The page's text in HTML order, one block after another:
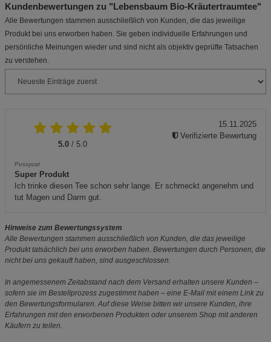
Kundenbewertungen zu "Lebensbaum Bio-Kräutertraumtee"
Alle Bewertungen stammen ausschließlich von Kunden, die das jeweilige
Produkt bei uns erworben haben. Sie geben individuelle Erfahrungen und
persönliche Meinungen wieder und sind nicht als objektiv geprüfte Tatsachen
zu verstehen.
5.0 / 5.0
Pussycat
Super Produkt
Ich trinke diesen Tee schon sehr lange. Er schmeckt angenehm und
tut Magen und Darm gut.
15.11.2025
Verifizierte Bewertung
Hinweise zum Bewertungssystem
Alle Bewertungen stammen ausschließlich von Kunden, die das jeweilige
Produkt tatsächlich bei uns erworben haben. Bewertungen durch Personen, die
nicht bei uns gekauft haben, sind ausgeschlossen.
In angemessenem Zeitabstand nach dem Versand erhalten unsere Kunden –
sofern sie im Bestellprozess zugestimmt haben – eine E-Mail mit einem Link zu
den Bewertungsformularen. Auf diese Weise bitten wir unsere Kunden, ihre
Erfahrungen mit den erworbenen Produkten oder unserem Shop mit anderen
Käufern zu teilen.